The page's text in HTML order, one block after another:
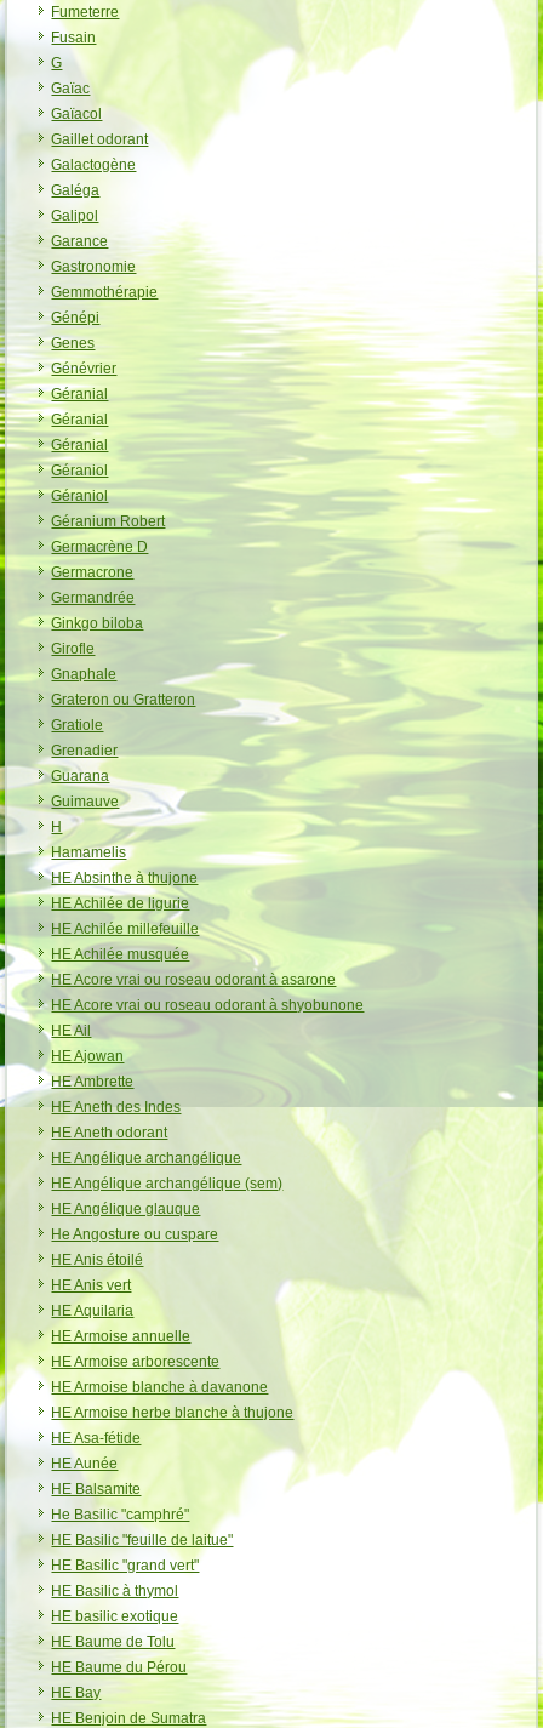
Fumeterre
Fusain
G
Gaïac
Gaïacol
Gaillet odorant
Galactogène
Galéga
Galipol
Garance
Gastronomie
Gemmothérapie
Génépi
Genes
Génévrier
Géranial
Géranial
Géranial
Géraniol
Géraniol
Géranium Robert
Germacrène D
Germacrone
Germandrée
Ginkgo biloba
Girofle
Gnaphale
Grateron ou Gratteron
Gratiole
Grenadier
Guarana
Guimauve
H
Hamamelis
HE Absinthe à thujone
HE Achilée de ligurie
HE Achilée millefeuille
HE Achilée musquée
HE Acore vrai ou roseau odorant à asarone
HE Acore vrai ou roseau odorant à shyobunone
HE Ail
HE Ajowan
HE Ambrette
HE Aneth des Indes
HE Aneth odorant
HE Angélique archangélique
HE Angélique archangélique (sem)
HE Angélique glauque
He Angosture ou cuspare
HE Anis étoilé
HE Anis vert
HE Aquilaria
HE Armoise annuelle
HE Armoise arborescente
HE Armoise blanche à davanone
HE Armoise herbe blanche à thujone
HE Asa-fétide
HE Aunée
HE Balsamite
He Basilic "camphré"
HE Basilic "feuille de laitue"
HE Basilic "grand vert"
HE Basilic à thymol
HE basilic exotique
HE Baume de Tolu
HE Baume du Pérou
HE Bay
HE Benjoin de Sumatra